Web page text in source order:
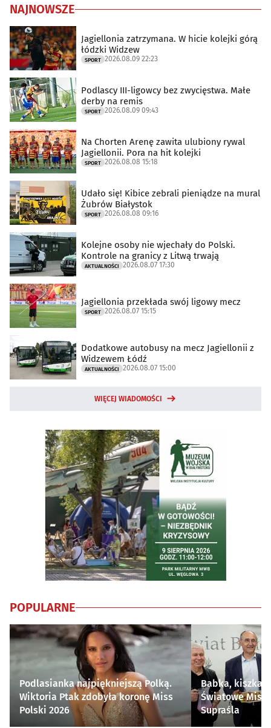
NAJNOWSZE
Jagiellonia zatrzymana. W hicie kolejki górą
łódzki Widzew
SPORT 2026.08.09 22:23
Podlascy III-ligowcy bez zwycięstwa. Małe
derby na remis
SPORT 2026.08.09 09:43
Na Chorten Arenę zawita ulubiony rywal
Jagiellonii. Pora na hit kolejki
SPORT 2026.08.08 15:18
Udało się! Kibice zebrali pieniądze na mural
Żubrów Białystok
SPORT 2026.08.08 09:16
Kolejne osoby nie wjechały do Polski.
Kontrole na granicy z Litwą trwają
AKTUALNOŚCI 2026.08.07 17:30
Jagiellonia przekłada swój ligowy mecz
SPORT 2026.08.07 15:15
Dodatkowe autobusy na mecz Jagiellonii z
Widzewem Łódź
AKTUALNOŚCI 2026.08.07 15:00
WIĘCEJ WIADOMOŚCI
POPULARNE
Podlasianka najpiękniejszą Polką.
Wiktoria Ptak zdobyła koronę Miss
Polski 2026
Babka, kiszka i
Światowe
Supraśla